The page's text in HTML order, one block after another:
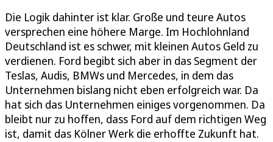
Die Logik dahinter ist klar. Große und teure Autos
versprechen eine höhere Marge. Im Hochlohnland
Deutschland ist es schwer, mit kleinen Autos Geld zu
verdienen. Ford begibt sich aber in das Segment der
Teslas, Audis, BMWs und Mercedes, in dem das
Unternehmen bislang nicht eben erfolgreich war. Da
hat sich das Unternehmen einiges vorgenommen. Da
bleibt nur zu hoffen, dass Ford auf dem richtigen Weg
ist, damit das Kölner Werk die erhoffte Zukunft hat.